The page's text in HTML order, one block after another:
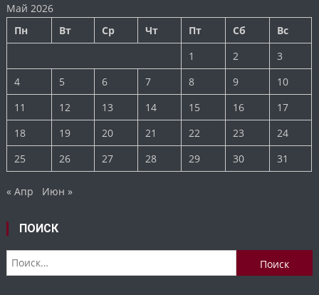
Май 2026
Пн
Вт Ср Чт Пт Сб
Вс
1
2
3
4
5 6 7 8 9
10
11
12 13 14 15 16
17
18
19 20 21 22 23
24
25
26 27 28 29 30 31
« Апр Июн »
ПОИСК
Найти: